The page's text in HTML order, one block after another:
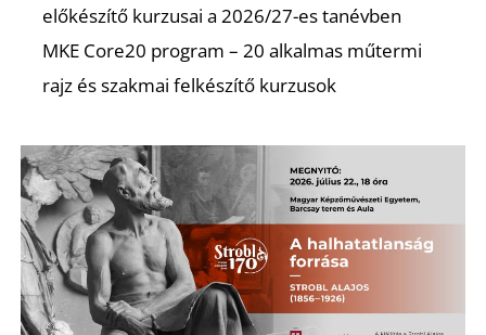
előkészítő kurzusai a 2026/27-es tanévben
MKE Core20 program – 20 alkalmas műtermi
rajz és szakmai felkészítő kurzusok